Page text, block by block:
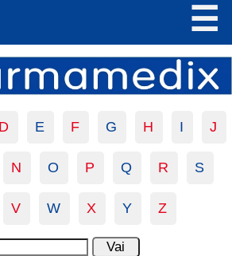
☰
D E F G H I J
N O P Q R S
V W X Y Z